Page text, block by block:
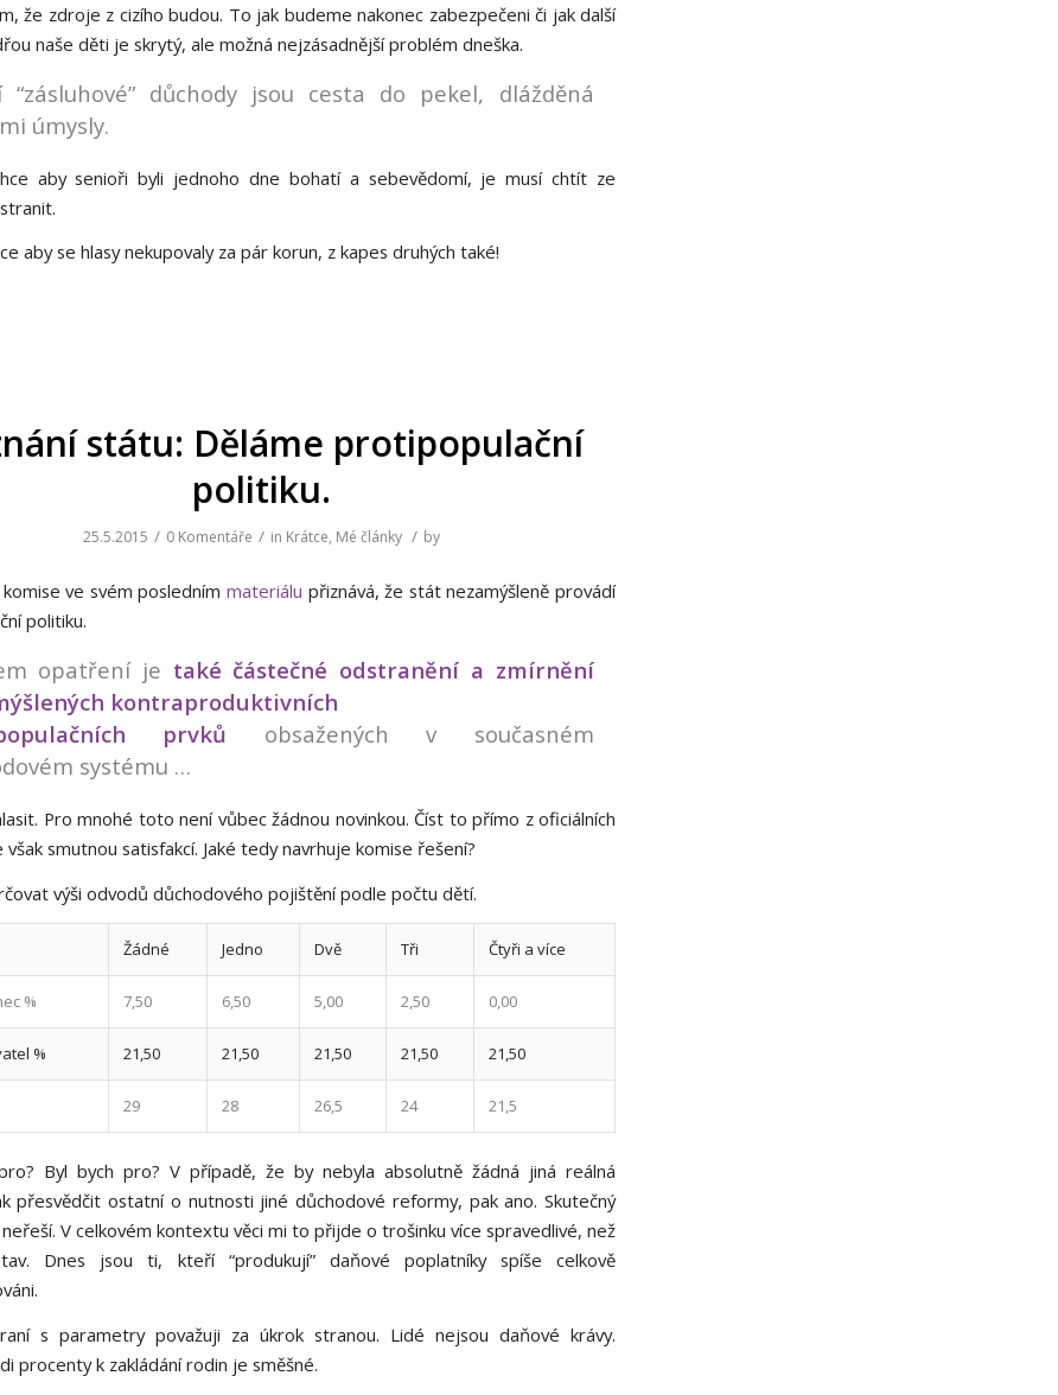
že zdroje z cizího budou. To jak budeme nakonec zabezpečeni či jak další
naše děti je skrytý, ale možná nejzásadnější problém dneška.
“zásluhové” důchody jsou cesta do pekel, dlážděná
úmysly.
aby senioři byli jednoho dne bohatí a sebevědomí, je musí chtít ze
aby se hlasy nekupovaly za pár korun, z kapes druhých také!
státu: Děláme protipopulační
politiku.
25.5.2015 / 0 Komentáře / in Krátce, Mé články / by
ve svém posledním materiálu přiznává, že stát nezamýšleně provádí
politiku.
opatření je také částečné odstranění a zmírnění
kontraproduktivních
prvků obsažených v současném
systému …
Pro mnohé toto není vůbec žádnou novinkou. Číst to přímo z oficiálních
smutnou satisfakcí. Jaké tedy navrhuje komise řešení?
výši odvodů důchodového pojištění podle počtu dětí.
Žádné Jedno Dvě Tři Čtyři a více
% 7,50 6,50 5,00 2,50 0,00
% 21,50 21,50 21,50 21,50 21,50
29 28 26,5 24 21,5
Byl bych pro? V případě, že by nebyla absolutně žádná jiná reálná
přesvědčit ostatní o nutnosti jiné důchodové reformy, pak ano. Skutečný
V celkovém kontextu věci mi to přijde o trošinku více spravedlivé, než
Dnes jsou ti, kteří “produkují” daňové poplatníky spíše celkově
s parametry považuji za úkrok stranou. Lidé nejsou daňové krávy.
procenty k zakládání rodin je směšné.